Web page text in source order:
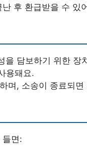
후 환급받을 수 있
담보하기 위한 장
용돼요.
며, 소송이 종료되면
들면: